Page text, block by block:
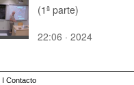
(1ª parte)
22:06 · 2024
I Contacto